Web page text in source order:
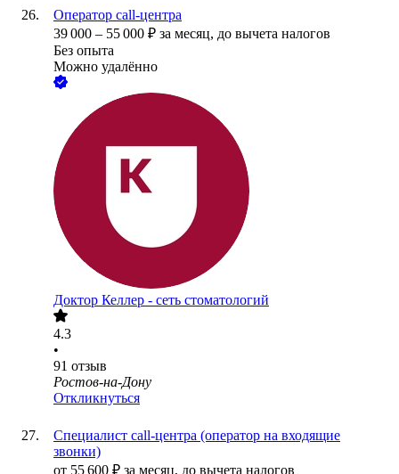
Оператор call-центра
39 000 – 55 000 ₽ за месяц, до вычета налогов
Без опыта
Можно удалённо
Доктор Келлер - сеть стоматологий
4.3
•
91 отзыв
Ростов-на-Дону
Откликнуться
Специалист call-центра (оператор на входящие
звонки)
от 55 600 ₽ за месяц, до вычета налогов